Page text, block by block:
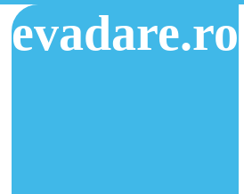
evadare.ro